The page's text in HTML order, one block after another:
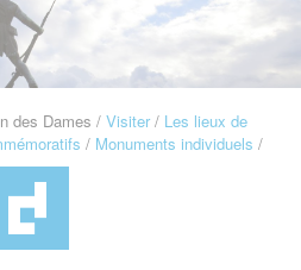
des Dames Visiter
Les lieux de
Monuments individuels